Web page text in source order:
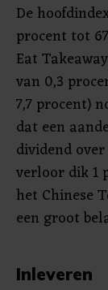
De
procent tot
Eat
van 0,3
7,7 procent)
dat een
dividend
verloor dik 1
het Chinese
een groot
Inleveren